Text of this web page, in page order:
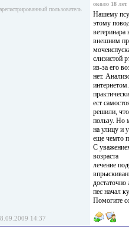
пользователь
около 18 лет
Нашему псу
этому
внешним
слизистой
из-за его
нет.
ест
решили,
пользу. Но
на улицу и
еще чемто
С
возраста
лечение
достаточно
пес начал
Помогите
14:37